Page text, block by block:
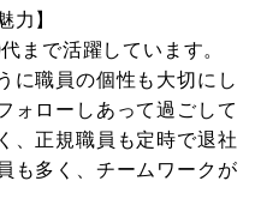
力】
まで活躍しています。
に職員の個性も大切にし
ォローしあって過ごして
、正規職員も定時で退社
も多く、チームワークが